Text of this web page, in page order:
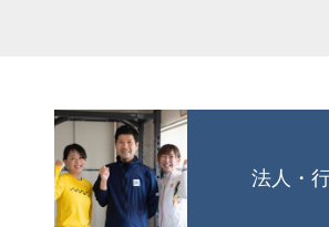
法人・